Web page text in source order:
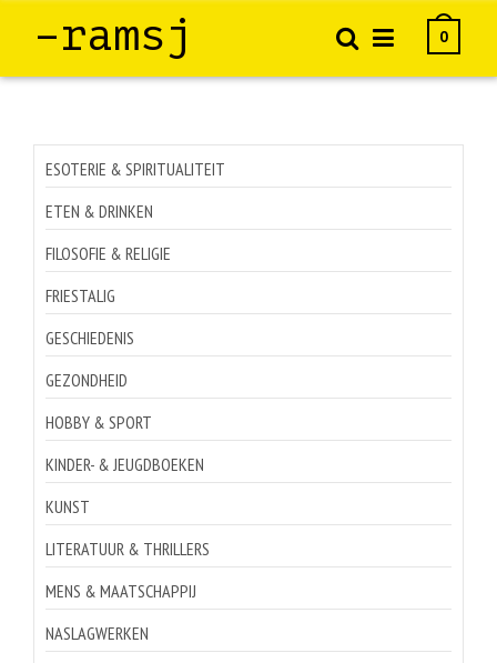
–ramsj 0
ESOTERIE & SPIRITUALITEIT
ETEN & DRINKEN
FILOSOFIE & RELIGIE
FRIESTALIG
GESCHIEDENIS
GEZONDHEID
HOBBY & SPORT
KINDER- & JEUGDBOEKEN
KUNST
LITERATUUR & THRILLERS
MENS & MAATSCHAPPIJ
NASLAGWERKEN